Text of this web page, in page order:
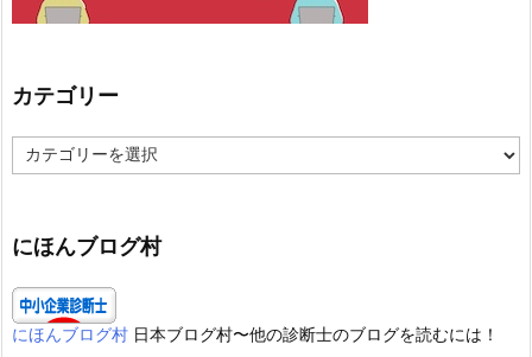
カテゴリー
テ
ー
にほんブログ村
にほんブログ村 日本ブログ村〜他の診断士のブログを読むには！